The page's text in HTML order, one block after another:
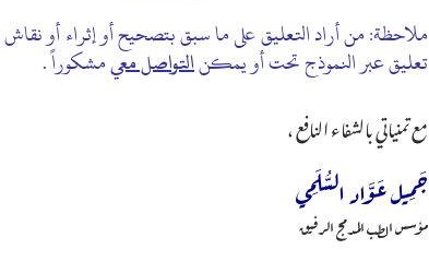
ملاحظة: من أراد التعليق على ما سبق بتصحيح أو إثراء أو
تعليق عبر النموذج تحت أو يمكنالتواصل معيمشكوراً .
مع تمنياتي بالشفاء النافع ،
جَمِيل عَوَّاد السُّلَمِي
مؤسس الطب المدمج الرفيق